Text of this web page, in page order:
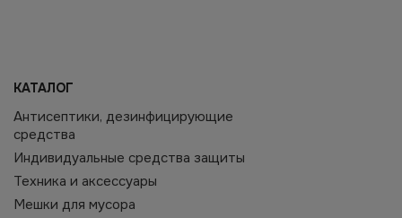
КАТАЛОГ
Антисептики, дезинфицирующие
средства
Индивидуальные средства защиты
Техника и аксессуары
Мешки для мусора